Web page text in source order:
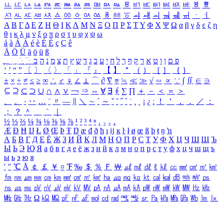
ㅥ ㅦ ㅧ ㅨ ㅩ ㅪ ㅫ ㅬ ㅭ ㅮ ㅯ ㅰ ㅱ ㅲ ㅳ ㅴ ㅵ ㅶ ㅷ ㅸ
ㅹ
ㅺ ㅻ ㅼ ㅽ ㅾ ㅿ ㆀ ㆁ ㆂ ㆃ ㆄ ㆅ ㆆ ㆇ ㆈ ㆉ ㆊ ㆋ ㆌ ㆍ
ㆎ
Α Β ΓΔ Ε Ζ Η Θ Ι ΚΛ Μ Ν Ξ Ο Π Ρ Σ ΤΥ Φ Χ Ψ Ω α β γ δ ε ζ η
θ ι κ λ μ ν ξ ο π ρ σ τ υ φ χ ψ ω
á à Á À é è É È ç Ç ê
Ä Ö Ü ä ö ü ß
ִֶֹ ֻּ ׁׂ פ ם ן ו ט א ר ק ף ך ל ח י ע כ ג ד ש ץ ת צ מ נ ה ב
‘ ’ “ ” 〔 〕 〈 〉 「 」 『 』 【 】 ＂ （ ） ［ ］ ｛ ｝
± × ÷ ≠ ≤ ≥ ∞ ∴ ♂ ♀ ∠ ⊥ ⌒ ∂ ∇ ≡ ≒ ≪ ≫ √ ∽ ∝ ∵ ∫ ∬ ∈ ∋
⊆ ⊇ ⊂ ⊃ ∪ ∩ ∧ ∨ ￢ ⇒ ⇔ ∀ ∃ ∮ ∑ ∏ ＋ － ＜ ＝
＞
、
。 · ‥ … ¨ 〃 ― ＼ ∼ ´ ～ ˇ ˘ ˝ ˚ ˙ ¸ ¡ ¿ ː ！ ＇ ， ． ／
：
；
？ ＾ ｀
½ ⅓ ⅔ ¼ ¾ ⅛ ⅜ ⅝ ⅞ ¹ ² ³ ⁴ ⁿ ₁ ₂ ₃ ₄
Æ Ð Ħ Ĳ Ł Ø Œ Þ Ŧ Ŋ æ đ ð ħ ı ĳ ĸ ŀ ł ø œ ß þ ŧ ŋ ŉ
А Б В Г Д Е Ё Ж З И Й К Л М Н О П Р С Т У Ф Х Ц Ч Ш Щ Ъ
Ы Ь Э Ю Я а б в г д е ё ж з и й к л м н о п р с т у ф х ц ч ш щ ъ
ы ь э ю я
′ ″ ℃ Å ￠ ￡ ￥ ¤ ℉ ‰ ＄ ％ Ｆ ￦ ㎕ ㎖ ㎗ ℓ ㎘ ㏄ ㎣ ㎤ ㎥ ㎦
㎙ ㎚ ㎛ ㎜ ㎝ ㎞ ㎟ ㎠ ㎡ ㎢ ㏊ ㎍ ㎎ ㎏ ㏏ ㎈ ㎉ ㏈ ㎧ ㎨ ㎰
㎱ ㎲ ㎳ ㎴ ㎵ ㎶ ㎷ ㎸ ㎹ ㎀ ㎁ ㎂ ㎃ ㎄ ㎺ ㎻ ㎽ ㎾ ㎿ ㎐ ㎑
㎒ ㎓ ㎔ Ω ㏀ ㏁ ㎊ ㎋ ㎌ ㏖ ㏅ ㎭ ㎮ ㎯ ㏛ ㎩ ㎪ ㎫ ㎬ ㏝ ㏐
㏓